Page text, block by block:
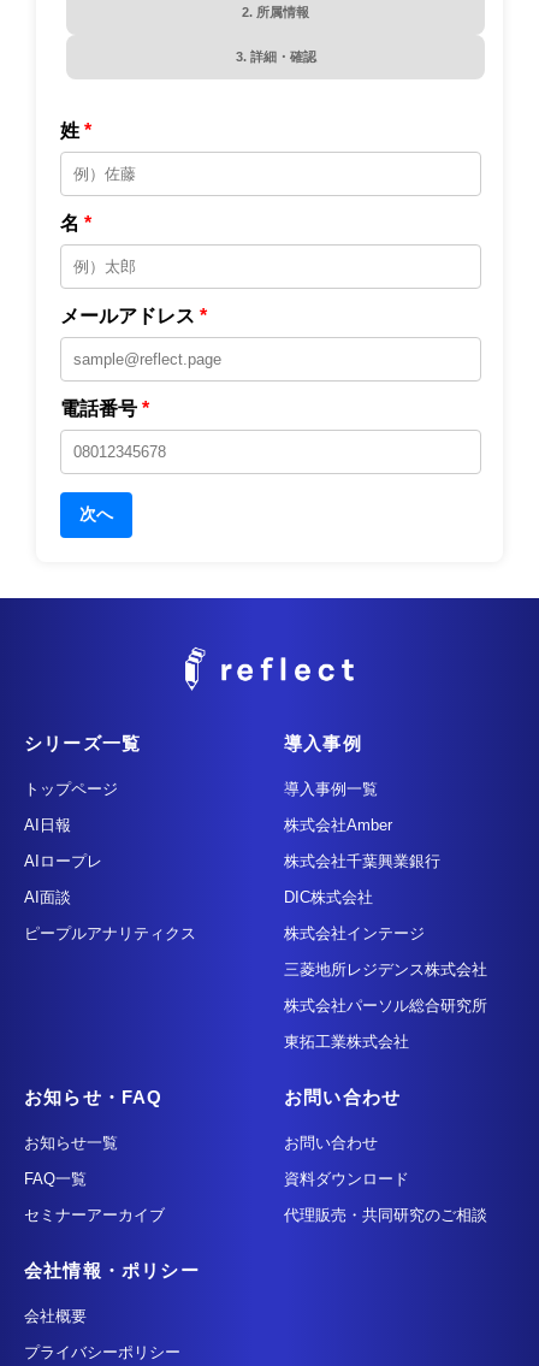
2. 所属情報
3. 詳細・確認
姓 *
名 *
メールアドレス *
電話番号 *
次へ
シリーズ一覧
トップページ
AI日報
AIロープレ
AI面談
ピープルアナリティクス
導入事例
導入事例一覧
株式会社Amber
株式会社千葉興業銀行
DIC株式会社
株式会社インテージ
三菱地所レジデンス株式会社
株式会社パーソル総合研究所
東拓工業株式会社
お知らせ・FAQ
お知らせ一覧
FAQ一覧
セミナーアーカイブ
お問い合わせ
お問い合わせ
資料ダウンロード
代理販売・共同研究のご相談
会社情報・ポリシー
会社概要
プライバシーポリシー